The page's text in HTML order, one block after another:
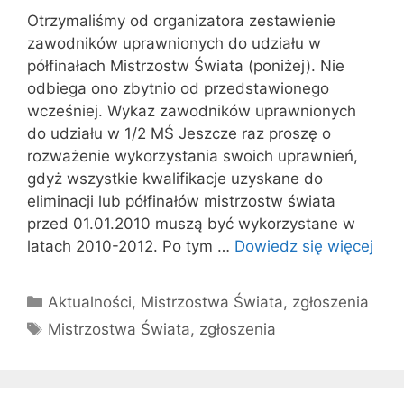
Otrzymaliśmy od organizatora zestawienie
zawodników uprawnionych do udziału w
półfinałach Mistrzostw Świata (poniżej). Nie
odbiega ono zbytnio od przedstawionego
wcześniej. Wykaz zawodników uprawnionych
do udziału w 1/2 MŚ Jeszcze raz proszę o
rozważenie wykorzystania swoich uprawnień,
gdyż wszystkie kwalifikacje uzyskane do
eliminacji lub półfinałów mistrzostw świata
przed 01.01.2010 muszą być wykorzystane w
latach 2010-2012. Po tym … Dowiedz się więcej
Kategorie
Aktualności, Mistrzostwa Świata, zgłoszenia
Tagi
Mistrzostwa Świata, zgłoszenia